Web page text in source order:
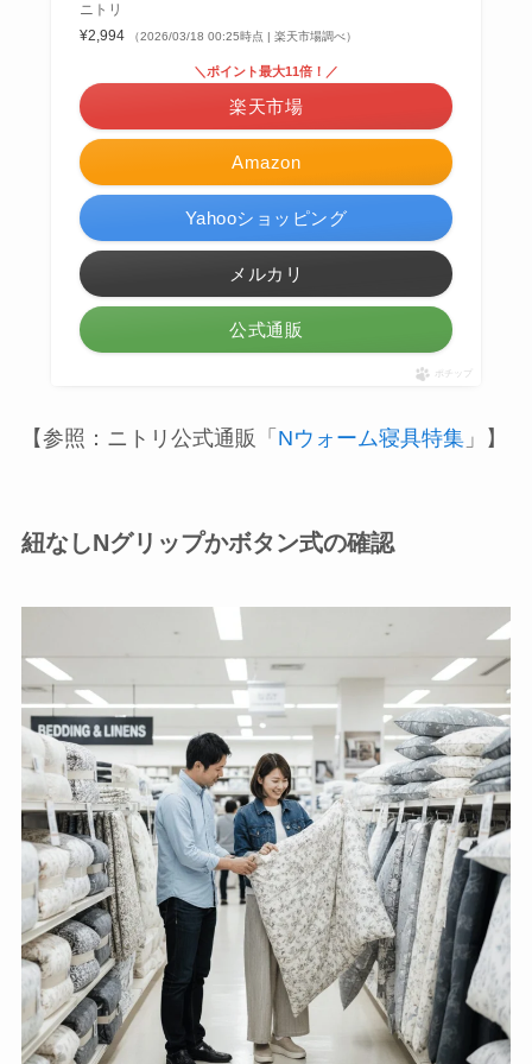
ニトリ
¥2,994
（2026/03/18 00:25時点 | 楽天市場調べ）
Amazon
＼ポイント最大11倍！／
楽天市場
Yahooショッピング
メルカリ
公式通販
ポチップ
【参照：ニトリ公式通販「 Nウォーム寝具特集」】
紐なしNグリップかボタン式の確認